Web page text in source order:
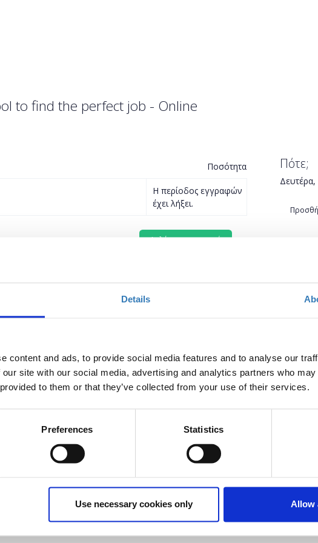
Details
content and ads, to provide social media features and to analyse our
site with our social media, advertising and analytics partners who
to them or that they’ve collected from your use of their services.
Preferences Statistics
Use necessary cookies only Allow
to find the perfect job - Online
Ποσότητα
Η περίοδος εγγραφών
έχει λήξει.
οι οποίοι επιθυμούν να μάθουν πώς μπορούν να
επαγγελματικό Κοινωνικό Δίκτυο, το LinkedIn. Θα
τον εαυτό τους ως αυθεντία στο αντικείμενο
τις επαγγελματικές ευκαιρίες που επιθυμουν.
για ένα LinkedIn προφίλ που θα σας βοηθήσει να
του προφίλ σας.
εικόνα σας μέσα από τη γενικότερη παρουσία σας στο
Θα χρειαστείτε μόνο μια ώρα!
MicrosoftHellas"και ησυμμετοχή για το κοινό είναι
Πότε;